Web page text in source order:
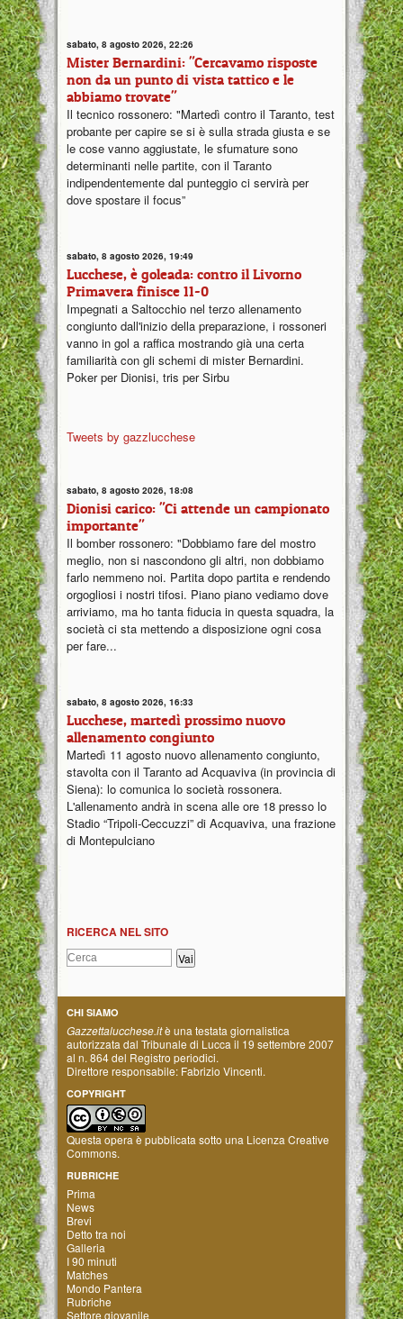
sabato, 8 agosto 2026, 22:26
Mister Bernardini: "Cercavamo risposte
non da un punto di vista tattico e le
abbiamo trovate"
Il tecnico rossonero: "Martedì contro il Taranto, test
probante per capire se si è sulla strada giusta e se
le cose vanno aggiustate, le sfumature sono
determinanti nelle partite, con il Taranto
indipendentemente dal punteggio ci servirà per
dove spostare il focus”
sabato, 8 agosto 2026, 19:49
Lucchese, è goleada: contro il Livorno
Primavera finisce 11-0
Impegnati a Saltocchio nel terzo allenamento
congiunto dall'inizio della preparazione, i rossoneri
vanno in gol a raffica mostrando già una certa
familiarità con gli schemi di mister Bernardini.
Poker per Dionisi, tris per Sirbu
Tweets by gazzlucchese
sabato, 8 agosto 2026, 18:08
Dionisi carico: "Ci attende un campionato
importante"
Il bomber rossonero: "Dobbiamo fare del mostro
meglio, non si nascondono gli altri, non dobbiamo
farlo nemmeno noi. Partita dopo partita e rendendo
orgogliosi i nostri tifosi. Piano piano vediamo dove
arriviamo, ma ho tanta fiducia in questa squadra, la
società ci sta mettendo a disposizione ogni cosa
per fare...
sabato, 8 agosto 2026, 16:33
Lucchese, martedì prossimo nuovo
allenamento congiunto
Martedì 11 agosto nuovo allenamento congiunto,
stavolta con il Taranto ad Acquaviva (in provincia di
Siena): lo comunica lo società rossonera.
L'allenamento andrà in scena alle ore 18 presso lo
Stadio “Tripoli-Ceccuzzi” di Acquaviva, una frazione
di Montepulciano
RICERCA NEL SITO
CHI SIAMO
Gazzettalucchese.itè una testata giornalistica
autorizzata dal Tribunale di Lucca il 19 settembre 2007
al n. 864 del Registro periodici.
Direttore responsabile: Fabrizio Vincenti.
COPYRIGHT
Questa opera è pubblicata sotto una Licenza Creative
Commons.
RUBRICHE
Prima
News
Brevi
Detto tra noi
Galleria
I 90 minuti
Matches
Mondo Pantera
Rubriche
Settore giovanile